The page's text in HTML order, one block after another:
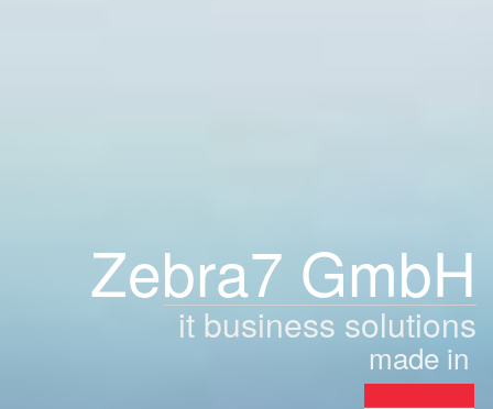
Zebra7 GmbH
it business solutions
made in